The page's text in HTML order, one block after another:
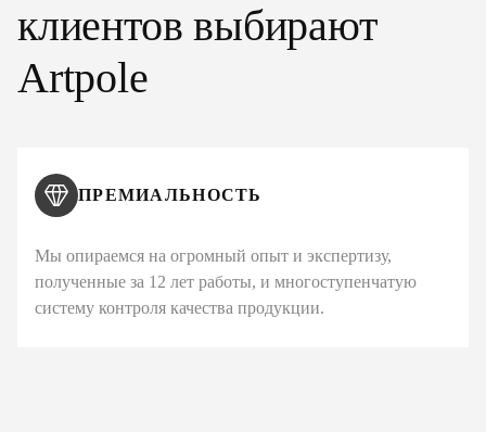
клиентов выбирают
Artpole
ПРЕМИАЛЬНОСТЬ
Мы опираемся на огромный опыт и экспертизу,
полученные за 12 лет работы, и многоступенчатую
систему контроля качества продукции.